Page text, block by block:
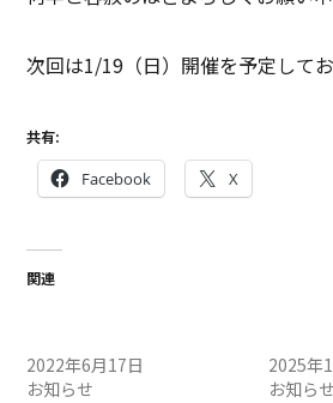
次回は1/19（日）開催を予定して
共有:
Facebook X
関連
2022年6月17日
お知らせ
2025年
お知らせ